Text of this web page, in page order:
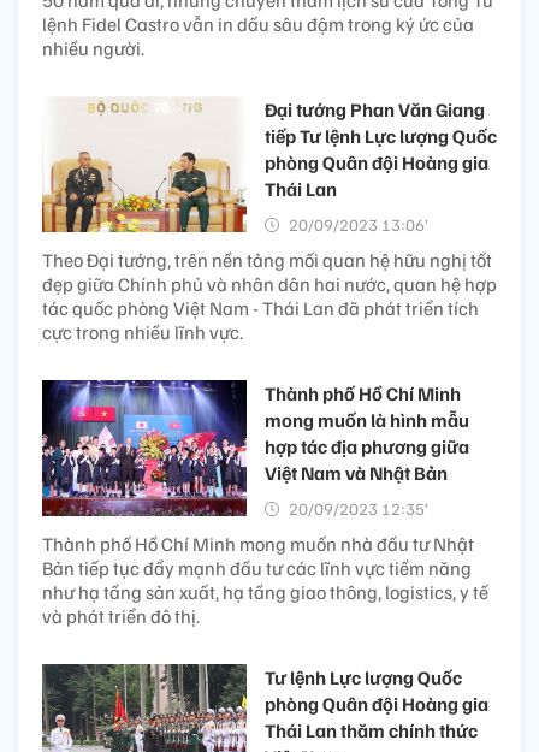
lệnh Fidel Castro vẫn in dấu sâu đậm trong ký ức của
nhiều người.
Đại tướng Phan Văn Giang
tiếp Tư lệnh Lực lượng Quốc
phòng Quân đội Hoàng gia
Thái Lan
20/09/2023 13:06’
Theo Đại tướng, trên nền tảng mối quan hệ hữu nghị tốt
đẹp giữa Chính phủ và nhân dân hai nước, quan hệ hợp
tác quốc phòng Việt Nam - Thái Lan đã phát triển tích
cực trong nhiều lĩnh vực.
Thành phố Hồ Chí Minh
mong muốn là hình mẫu
hợp tác địa phương giữa
Việt Nam và Nhật Bản
20/09/2023 12:35’
Thành phố Hồ Chí Minh mong muốn nhà đầu tư Nhật
Bản tiếp tục đẩy mạnh đầu tư các lĩnh vực tiềm năng
như hạ tầng sản xuất, hạ tầng giao thông, logistics, y tế
và phát triển đô thị.
Tư lệnh Lực lượng Quốc
phòng Quân đội Hoàng gia
Thái Lan thăm chính thức